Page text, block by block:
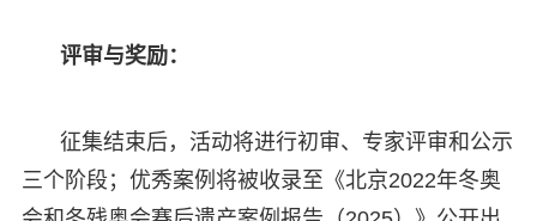
评审与奖励：
征集结束后，活动将进行初审、专家评审和公示
三个阶段；优秀案例将被收录至《北京2022年冬奥